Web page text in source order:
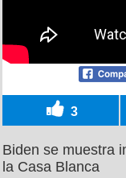
3
Biden se muestra
la Casa Blanca